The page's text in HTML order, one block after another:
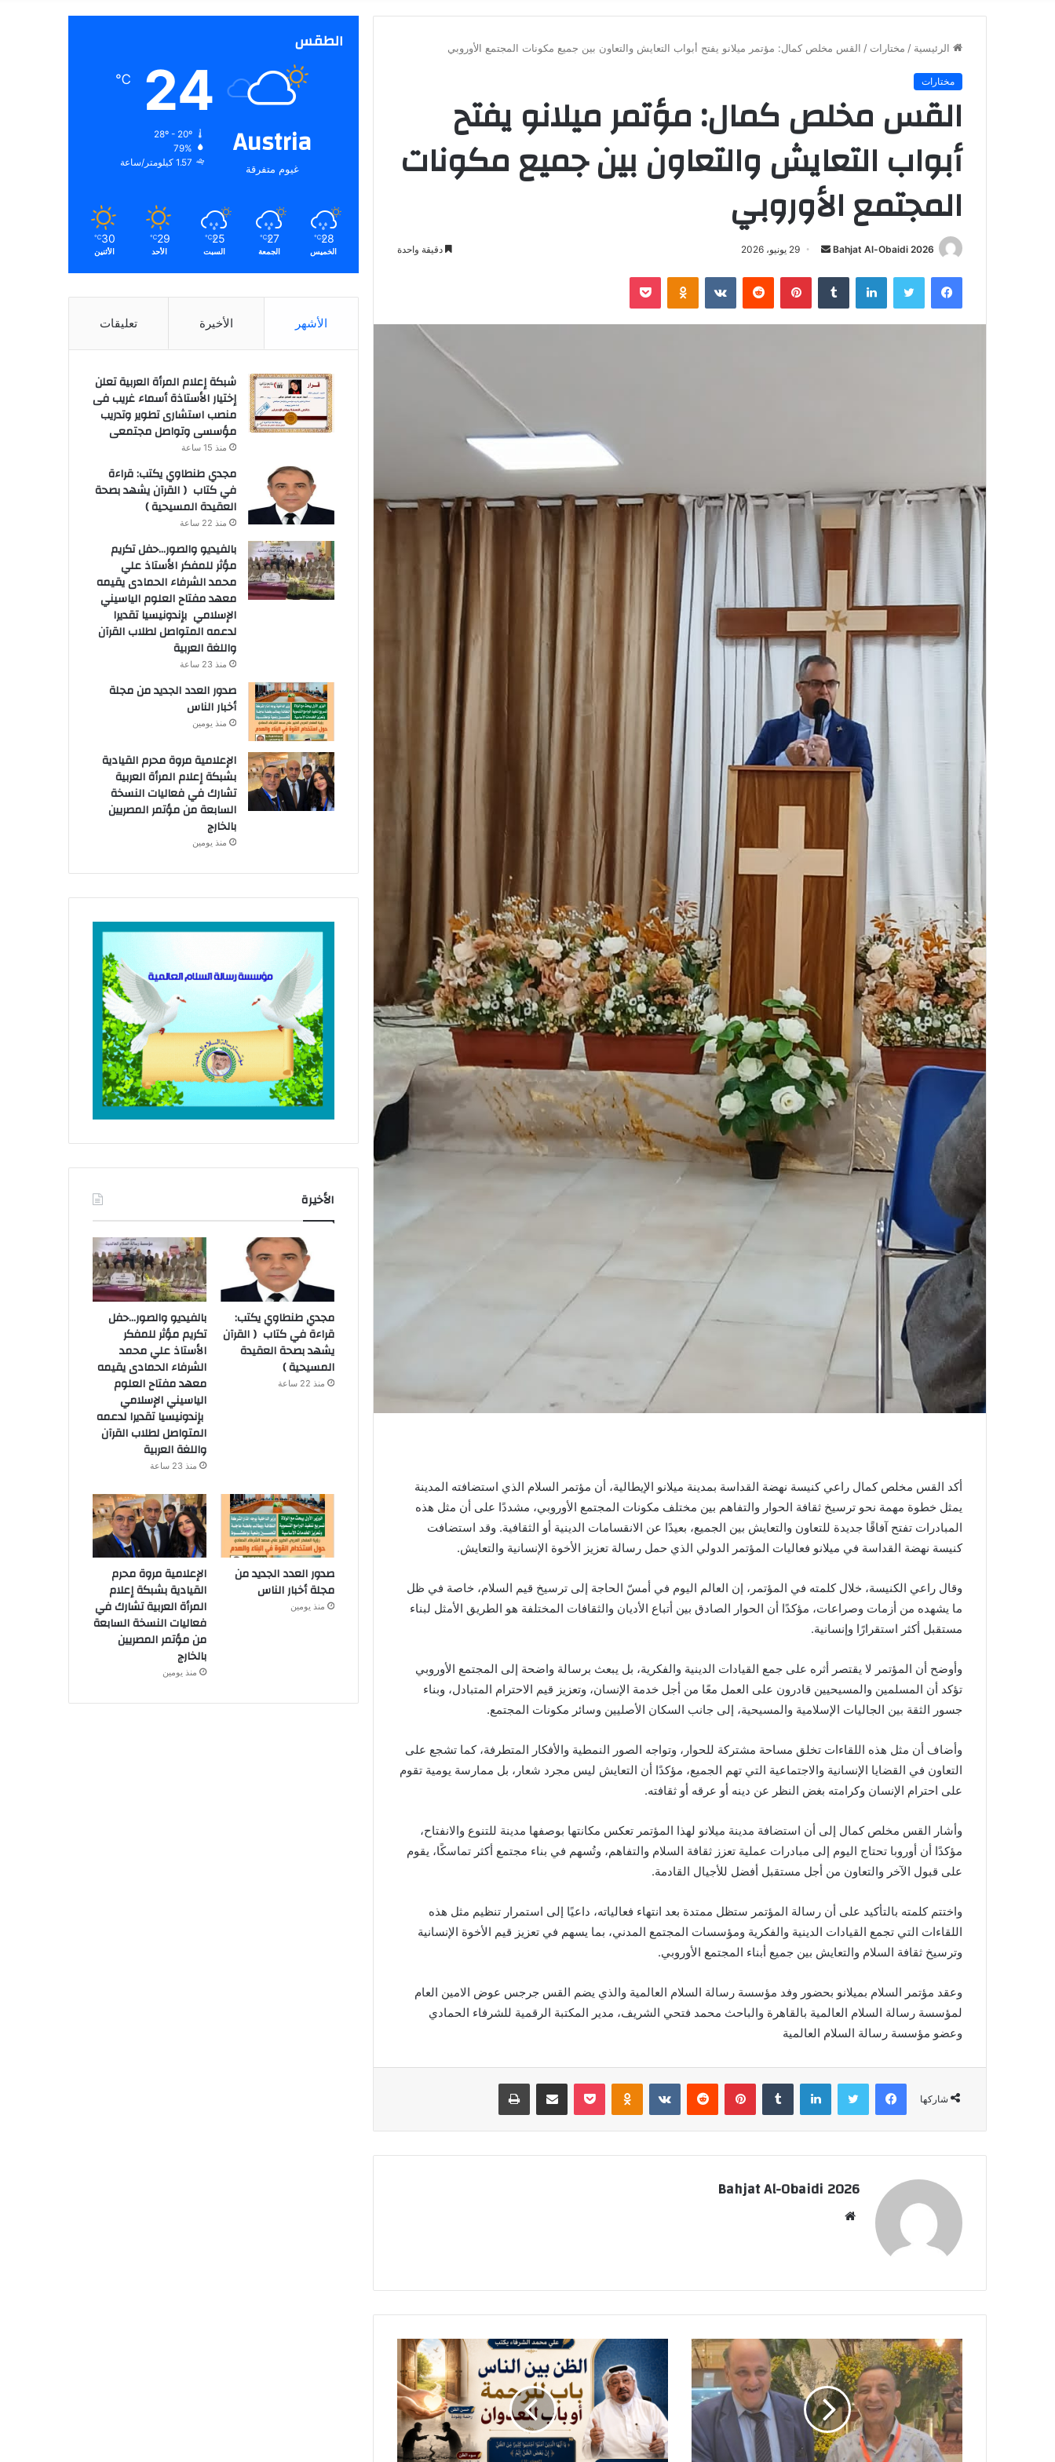
عن
الرئيسية / مختارات / القس مخلص كمال: مؤتمر ميلانو يفتح أبواب التعايش والتعاون بين جميع مكونات المجتمع الأوروبي
مختارات
القس مخلص كمال: مؤتمر ميلانو يفتح
أبواب التعايش والتعاون بين جميع مكونات
المجتمع الأوروبي
Bahjat Al-Obaidi 2026
أرسل
إلكترونيا
29 يونيو، 2026 دقيقة واحدة
فيسبوك تويتر لينكدإن بينتيريست Odnoklassniki
بوكيت
أكد القس مخلص كمال راعي كنيسة نهضة القداسة بمدينة ميلانو الإيطالية، أن مؤتمر السلام الذي استضافته المدينة
يمثل خطوة مهمة نحو ترسيخ ثقافة الحوار والتفاهم بين مختلف مكونات المجتمع الأوروبي، مشددًا على أن مثل هذه
المبادرات تفتح آفاقًا جديدة للتعاون والتعايش بين الجميع، بعيدًا عن الانقسامات الدينية أو الثقافية. وقد استضافت
كنيسة نهضة القداسة في ميلانو فعاليات المؤتمر الدولي الذي حمل رسالة تعزيز الأخوة الإنسانية والتعايش.
وقال راعي الكنيسة، خلال كلمته في المؤتمر، إن العالم اليوم في أمسّ الحاجة إلى ترسيخ قيم السلام، خاصة في ظل
ما يشهده من أزمات وصراعات، مؤكدًا أن الحوار الصادق بين أتباع الأديان والثقافات المختلفة هو الطريق الأمثل لبناء
مستقبل أكثر استقرارًا وإنسانية.
وأوضح أن المؤتمر لا يقتصر أثره على جمع القيادات الدينية والفكرية، بل يبعث برسالة واضحة إلى المجتمع الأوروبي
تؤكد أن المسلمين والمسيحيين قادرون على العمل معًا من أجل خدمة الإنسان، وتعزيز قيم الاحترام المتبادل، وبناء
جسور الثقة بين الجاليات الإسلامية والمسيحية، إلى جانب السكان الأصليين وسائر مكونات المجتمع.
وأضاف أن مثل هذه اللقاءات تخلق مساحة مشتركة للحوار، وتواجه الصور النمطية والأفكار المتطرفة، كما تشجع على
التعاون في القضايا الإنسانية والاجتماعية التي تهم الجميع، مؤكدًا أن التعايش ليس مجرد شعار، بل ممارسة يومية تقوم
على احترام الإنسان وكرامته بغض النظر عن دينه أو عرقه أو ثقافته.
وأشار القس مخلص كمال إلى أن استضافة مدينة ميلانو لهذا المؤتمر تعكس مكانتها بوصفها مدينة للتنوع والانفتاح،
مؤكدًا أن أوروبا تحتاج اليوم إلى مبادرات عملية تعزز ثقافة السلام والتفاهم، وتُسهم في بناء مجتمع أكثر تماسكًا، يقوم
على قبول الآخر والتعاون من أجل مستقبل أفضل للأجيال القادمة.
واختتم كلمته بالتأكيد على أن رسالة المؤتمر ستظل ممتدة بعد انتهاء فعالياته، داعيًا إلى استمرار تنظيم مثل هذه
اللقاءات التي تجمع القيادات الدينية والفكرية ومؤسسات المجتمع المدني، بما يسهم في تعزيز قيم الأخوة الإنسانية
وترسيخ ثقافة السلام والتعايش بين جميع أبناء المجتمع الأوروبي.
وعقد مؤتمر السلام بميلانو بحضور وفد مؤسسة رسالة السلام العالمية والذي يضم القس جرجس عوض الامين العام
لمؤسسة رسالة السلام العالمية بالقاهرة والباحث محمد فتحي الشريف، مدير المكتبة الرقمية للشرفاء الحمادي
وعضو مؤسسة رسالة السلام العالمية
شاركها
فيسبوك تويتر لينكدإن بينتيريست Odnoklassniki
بوكيت مشاركة عبر البريد طباعة
Bahjat Al-Obaidi 2026
الطقس
Austria
غيوم متفرقة
24
℃
28º - 20º
79%
1.57 كيلومتر/ساعة
28
℃
الخميس
27
℃
الجمعة
25
℃
السبت
29
℃
الأحد
30
℃
الأثنين
الأشهر الأخيرة تعليقات
شبكة إعلام المرأة العربية تعلن
إختيار الأستاذة أسماء غريب فى
منصب استشارى تطوير وتدريب
مؤسسى وتواصل مجتمعى
منذ 15 ساعة
مجدي طنطاوي يكتب: قراءة
في كتاب ( القرآن يشهد بصحة
العقيدة المسيحية )
منذ 22 ساعة
بالفيديو والصور…حفل تكريم
مؤثر للمفكر الأستاذ علي
محمد الشرفاء الحمادى يقيمه
معهد مفتاح العلوم الياسيني
الإسلامي بإندونيسيا تقديرا
لدعمه المتواصل لطلاب القرآن
واللغة العربية
منذ 23 ساعة
صدور العدد الجديد من مجلة
أخبار الناس
منذ يومين
الإعلامية مروة محرم القيادية
بشبكة إعلام المرأة العربية
تشارك في فعاليات النسخة
السابعة من مؤتمر المصريين
بالخارج
منذ يومين
الأخيرة
مجدي طنطاوي يكتب:
قراءة في كتاب ( القرآن
يشهد بصحة العقيدة
المسيحية )
منذ 22 ساعة
بالفيديو والصور…حفل
تكريم مؤثر للمفكر
الأستاذ علي محمد
الشرفاء الحمادى يقيمه
معهد مفتاح العلوم
الياسيني الإسلامي
بإندونيسيا تقديرا لدعمه
المتواصل لطلاب القرآن
واللغة العربية
منذ 23 ساعة
صدور العدد الجديد من
مجلة أخبار الناس
منذ يومين
الإعلامية مروة محرم
القيادية بشبكة إعلام
المرأة العربية تشارك في
فعاليات النسخة السابعة
من مؤتمر المصريين
بالخارج
منذ يومين